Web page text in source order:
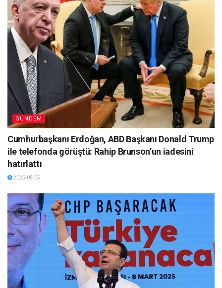
GÜNDEM
Cumhurbaşkanı Erdoğan, ABD Başkanı Donald Trump
ile telefonda görüştü: Rahip Brunson’un iadesini
hatırlattı
2025-05-05